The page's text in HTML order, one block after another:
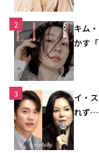
2
キム
かす
3
イ・
れず…